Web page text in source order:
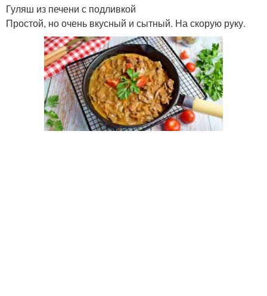
Гуляш из печени с подливкой
Простой, но очень вкусный и сытный. На скорую руку.